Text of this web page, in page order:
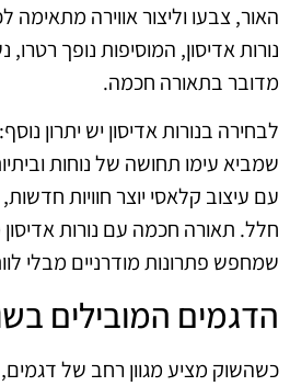
האור, צבעו וליצור אווירה
נורות אדיסון, המוסיפות נופך
מדובר בתאורה חכמה.
לבחירה בנורות אדיסון יש יתרון
שמביא עימו תחושה של נוחות
עם עיצוב קלאסי יוצר חוויות
חלל. תאורה חכמה עם נורות
שמחפש פתרונות מודרניים מבלי
הדגמים המובילים
כשהשוק מציע מגוון רחב של דגמים,